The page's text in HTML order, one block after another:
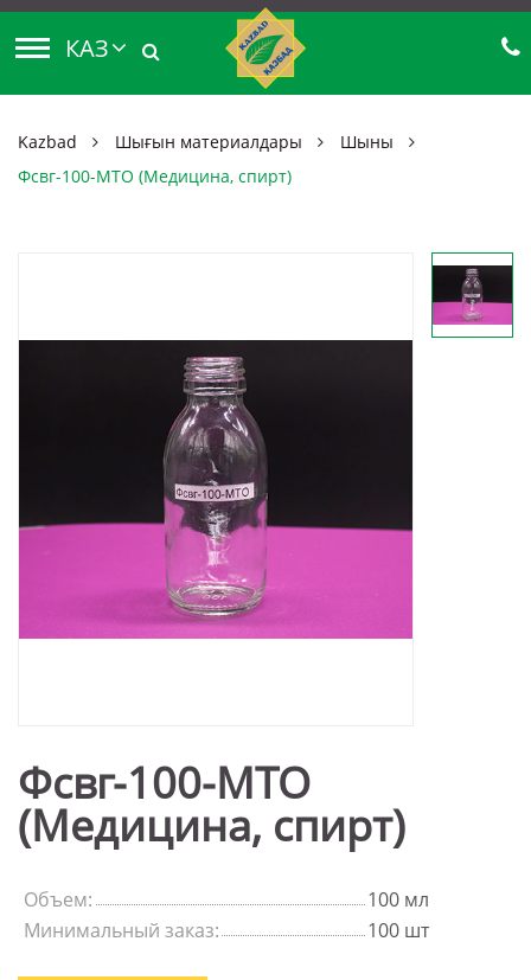
КАЗ
Kazbad Шығын материалдары
Шыны
Фсвг-100-МТО (Медицина, спирт)
Фсвг-100-МТО
(Медицина, спирт)
Объем:
100 мл
Минимальный заказ:
100 шт